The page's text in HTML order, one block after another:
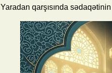
Yaradan qarşısında